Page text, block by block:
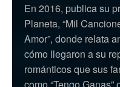
En 2016, publica su
Planeta, “Mil
Amor”, donde relata
cómo llegaron a su
románticos que sus
como “Tengo Ganas”